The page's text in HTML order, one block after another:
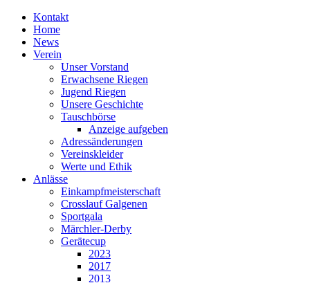
Kontakt
Home
News
Verein
Unser Vorstand
Erwachsene Riegen
Jugend Riegen
Unsere Geschichte
Tauschbörse
Anzeige aufgeben
Adressänderungen
Vereinskleider
Werte und Ethik
Anlässe
Einkampfmeisterschaft
Crosslauf Galgenen
Sportgala
Märchler-Derby
Gerätecup
2023
2017
2013